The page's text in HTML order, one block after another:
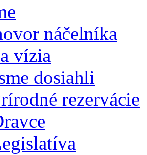
náčelníka
vízia
dosiahli
rezervácie